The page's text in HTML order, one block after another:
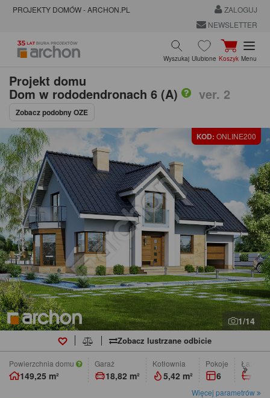
PROJEKTY DOMÓW - ARCHON.PL
ZALOGUJ
NEWSLETTER
Wyszukaj Ulubione Koszyk Menu
Projekt domu
Dom w rododendronach 6 (A) ver. 2
Zobacz podobny OZE
KOD: ONLINE200
1/14
Zobacz lustrzane odbicie
Powierzchnia domu
149,25 m²
Garaż
18,82 m²
Kotłownia
5,42 m²
pokoje
6
Więcej parametrów